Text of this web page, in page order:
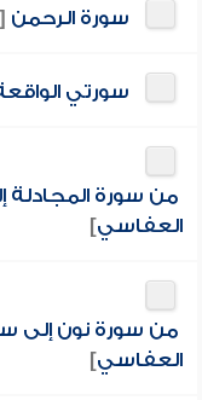
سورة الرحمن
سورتي
من سورة المجادلة
العفاسي]
من سورة نون إلى
العفاسي]